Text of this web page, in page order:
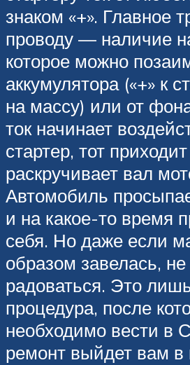
знаком «+». Главное
проводу — наличие
которое можно
аккумулятора («+» к
на массу) или от
ток начинает
стартер, тот
раскручивает вал
Автомобиль
и на какое-то время
себя. Но даже если
образом завелась,
радоваться. Это
процедура, после
необходимо вести в
ремонт выйдет вам в